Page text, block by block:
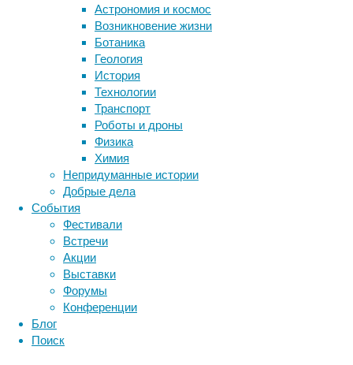
Астрономия и космос
Возникновение жизни
Ботаника
Геология
История
Технологии
Транспорт
Роботы и дроны
Физика
Химия
Непридуманные истории
Добрые дела
События
Фестивали
Встречи
Акции
Выставки
Форумы
Конференции
Блог
Поиск
рамках
фестиваля
состоится
концерт
участием
дружественных
звезд
фонда:
на
одной
сцене
выступят
Ирина
Ортман,
победитель
шоу
«Успех
инструменты и методы
исследования
лекарства медицина
мозг наука неврология
нейробиология
нейрофизиология
онкология
поведение психиатрия
сон социальные проблемы
физиология
эмоции эпидемия